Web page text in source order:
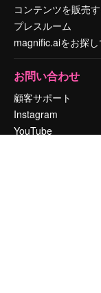
コンテンツを販売
プレスルーム
magnific.aiをお探し
お問い合わせ
顧客サポート
Instagram
YouTube